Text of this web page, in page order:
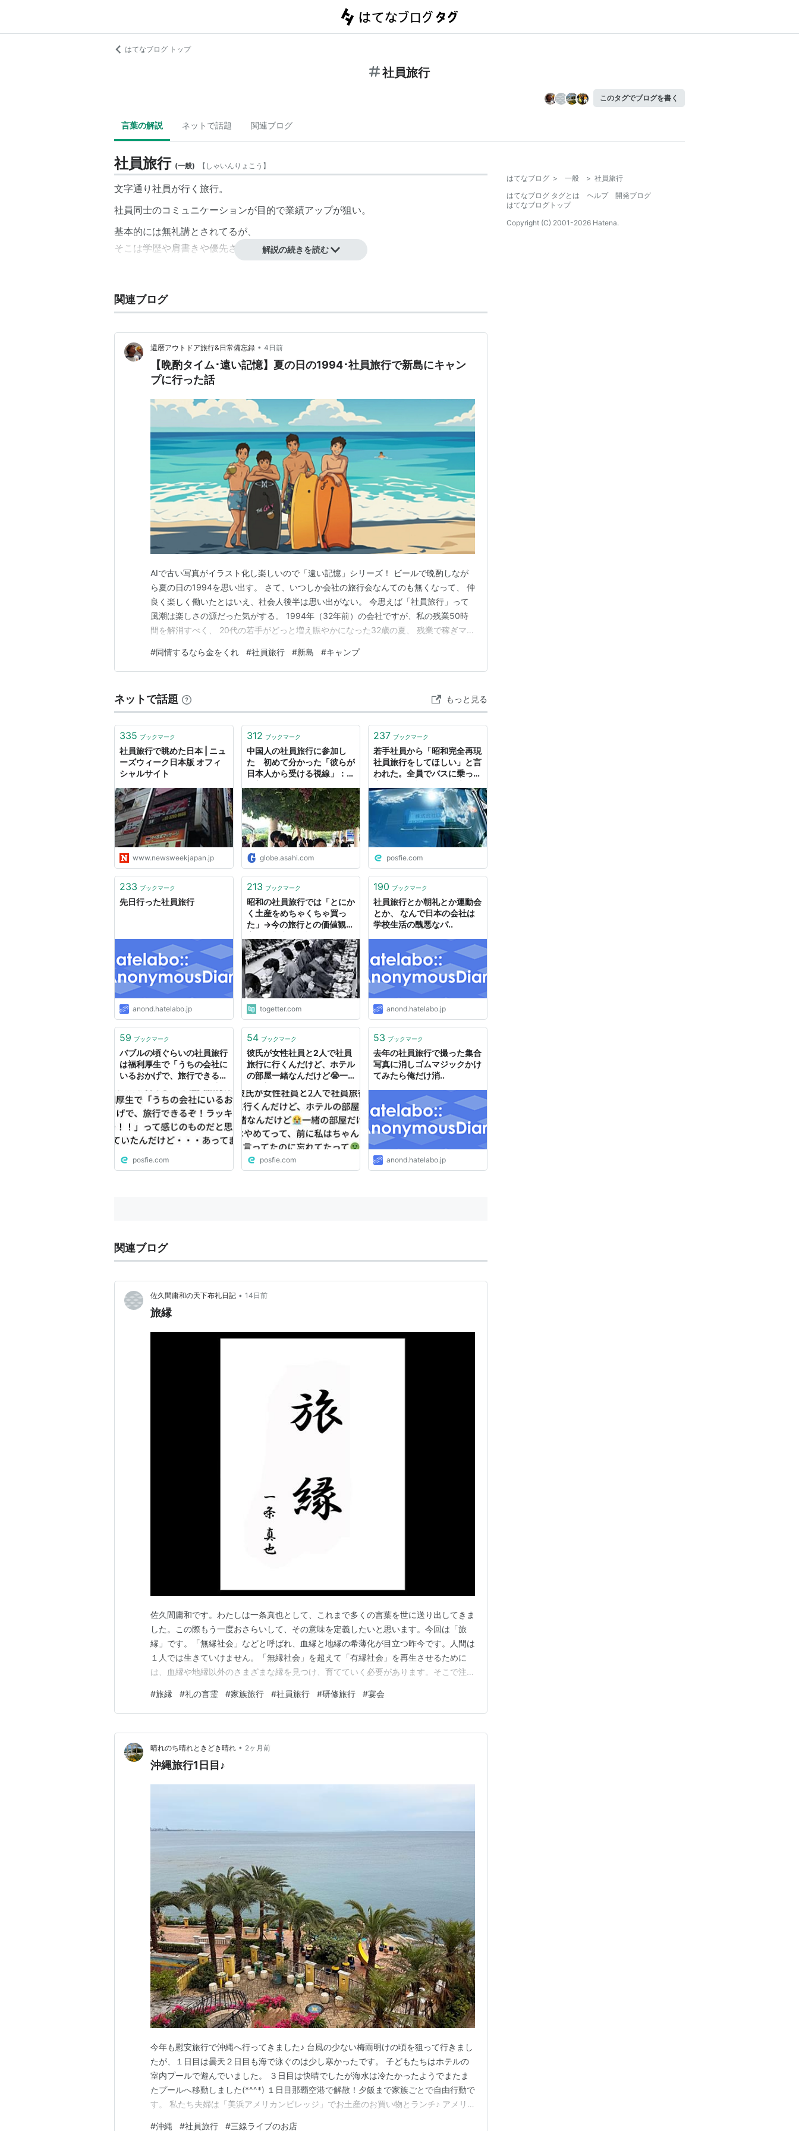
はてなブログ トップ
社員旅行
このタグでブログを書く
言葉の解説 ネットで話題 関連ブログ
社員旅行 (一般) 【 しゃいんりょこう 】
文字通り社員が行く旅行。
社員同士のコミュニケーションが目的で業績アップが狙い。
基本的には無礼講とされてるが、
そこは学歴や肩書きや優先されるニッポン企業、
解説の続きを読む
関連ブログ
還暦アウトドア旅行&日常備忘録 • 4日前
【晩酌タイム･遠い記憶】夏の日の1994･社員旅行で新島にキャン
プに行った話
AIで古い写真がイラスト化し楽しいので「遠い記憶」シリーズ！ ビールで晩酌しなが
ら夏の日の1994を思い出す。 さて、いつしか会社の旅行会なんてのも無くなって、 仲
良く楽しく働いたとはいえ、社会人後半は思い出がない。 今思えば「社員旅行」って
風潮は楽しさの源だった気がする。 1994年（32年前）の会社ですが、私の残業50時
間を解消すべく、 20代の若手がどっと増え賑やかになった32歳の夏、 残業で稼ぎマン
に行こう」って言いだしたので、 私が「新島がきれいだよ」って提案して即決しまし
た。 時は日テレ･家なき子「同情…
#同情するなら金をくれ #社員旅行 #新島 #キャンプ
ネットで話題 もっと見る
335 ブックマーク
社員旅行で眺めた日本 | ニュ
ーズウィーク日本版 オフィ
シャルサイト
www.newsweekjapan.jp
312 ブックマーク
中国人の社員旅行に参加し
た 初めて分かった「彼らが
日本人から受ける視線」：朝
globe.asahi.com
237 ブックマーク
若手社員から「昭和完全再現
社員旅行をしてほしい」と言
われた。全員でバスに乗って
で飲み昭和歌謡縛りのカラオ
ケをし卓球大会
posfie.com
233 ブックマーク
先日行った社員旅行
anond.hatelabo.jp
213 ブックマーク
昭和の社員旅行では「とにか
く土産をめちゃくちゃ買っ
た」→今の旅行との価値観の
togetter.com
190 ブックマーク
社員旅行とか朝礼とか運動会
とか、 なんで日本の会社は
学校生活の醜悪なパ..
anond.hatelabo.jp
59 ブックマーク
バブルの頃ぐらいの社員旅行
は福利厚生で「うちの会社に
いるおかげで、旅行できる
のものだと思っていたんだけ
ど・・・あってます？
posfie.com
54 ブックマーク
彼氏が女性社員と2人で社員
旅行に行くんだけど、ホテル
の部屋一緒なんだけど😭一
前に私はちゃんと言ってたの
に忘れてたって🤢
posfie.com
53 ブックマーク
去年の社員旅行で撮った集合
写真に消しゴムマジックかけ
てみたら俺だけ消..
anond.hatelabo.jp
関連ブログ
佐久間庸和の天下布礼日記 • 14日前
旅縁
佐久間庸和です。わたしは一条真也として、これまで多くの言葉を世に送り出してきま
した。この際もう一度おさらいして、その意味を定義したいと思います。今回は「旅
縁」です。「無縁社会」などと呼ばれ、血縁と地縁の希薄化が目立つ昨今です。人間は
１人では生きていけません。「無縁社会」を超えて「有縁社会」を再生させるために
は、血縁や地縁以外のさまざまな縁を見つけ、育てていく必要があります。そこで注目
へ出かける「旅縁」があります。 たまには夫婦で旅行を！ 旅行というものは、本当に
楽しいものです。そして、人間関係を良くするためにも役に立…
#旅縁 #礼の言霊 #家族旅行 #社員旅行 #研修旅行 #宴会
晴れのち晴れときどき晴れ • 2ヶ月前
沖縄旅行1日目♪
今年も慰安旅行で沖縄へ行ってきました♪ 台風の少ない梅雨明けの頃を狙って行きまし
たが、１日目は曇天２日目も海で泳ぐのは少し寒かったです。 子どもたちはホテルの
室内プールで遊んでいました。 ３日目は快晴でしたが海水は冷たかったようでまたま
たプールへ移動しました(*^^*) １日目那覇空港で解散！夕飯まで家族ごとで自由行動で
す。 私たち夫婦は「美浜アメリカンビレッジ」でお土産のお買い物とランチ♪ アメリ
#沖縄 #社員旅行 #三線ライブのお店
はてなブログ > 一般 > 社員旅行
はてなブログ タグとは
ヘルプ
開発ブログ
はてなブログトップ
Copyright (C) 2001-2026 Hatena.